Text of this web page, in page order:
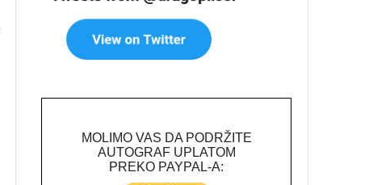
MOLIMO VAS DA PODRŽITE
AUTOGRAF UPLATOM
PREKO PAYPAL-A: